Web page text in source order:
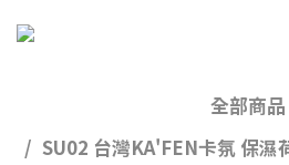
全部商品
SU02 台灣KA'FEN卡氛 保